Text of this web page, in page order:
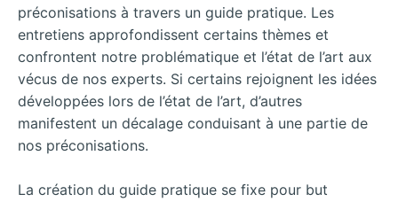
préconisations à travers un guide pratique. Les
entretiens approfondissent certains thèmes et
confrontent notre problématique et l’état de l’art aux
vécus de nos experts. Si certains rejoignent les idées
développées lors de l’état de l’art, d’autres
manifestent un décalage conduisant à une partie de
nos préconisations.
La création du guide pratique se fixe pour but